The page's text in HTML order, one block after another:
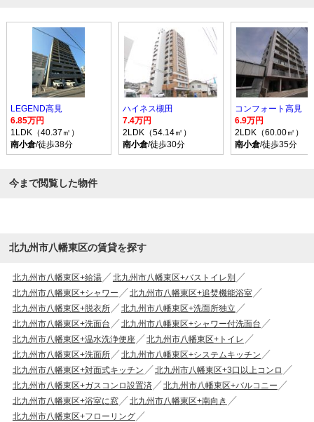
LEGEND高見
6.85万円
1LDK（40.37㎡）
南小倉/徒歩38分
ハイネス槻田
7.4万円
2LDK（54.14㎡）
南小倉/徒歩30分
コンフォート高見
6.9万円
2LDK（60.00㎡）
南小倉/徒歩35分
今まで閲覧した物件
北九州市八幡東区の賃貸を探す
北九州市八幡東区+給湯
北九州市八幡東区+バストイレ別
北九州市八幡東区+シャワー
北九州市八幡東区+追焚機能浴室
北九州市八幡東区+脱衣所
北九州市八幡東区+洗面所独立
北九州市八幡東区+洗面台
北九州市八幡東区+シャワー付洗面台
北九州市八幡東区+温水洗浄便座
北九州市八幡東区+トイレ
北九州市八幡東区+洗面所
北九州市八幡東区+システムキッチン
北九州市八幡東区+対面式キッチン
北九州市八幡東区+3口以上コンロ
北九州市八幡東区+ガスコンロ設置済
北九州市八幡東区+バルコニー
北九州市八幡東区+浴室に窓
北九州市八幡東区+南向き
北九州市八幡東区+フローリング